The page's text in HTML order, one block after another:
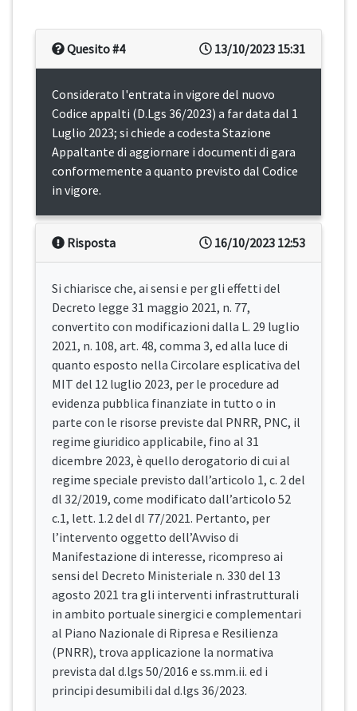
13/10/2023 15:31
Quesito #4
Considerato l'entrata in vigore del nuovo
Codice appalti (D.Lgs 36/2023) a far data dal 1
Luglio 2023; si chiede a codesta Stazione
Appaltante di aggiornare i documenti di gara
conformemente a quanto previsto dal Codice
in vigore.
16/10/2023 12:53
Risposta
Si chiarisce che, ai sensi e per gli effetti del
Decreto legge 31 maggio 2021, n. 77,
convertito con modificazioni dalla L. 29 luglio
2021, n. 108, art. 48, comma 3, ed alla luce di
quanto esposto nella Circolare esplicativa del
MIT del 12 luglio 2023, per le procedure ad
evidenza pubblica finanziate in tutto o in
parte con le risorse previste dal PNRR, PNC, il
regime giuridico applicabile, fino al 31
dicembre 2023, è quello derogatorio di cui al
regime speciale previsto dall’articolo 1, c. 2 del
dl 32/2019, come modificato dall’articolo 52
c.1, lett. 1.2 del dl 77/2021. Pertanto, per
l’intervento oggetto dell’Avviso di
Manifestazione di interesse, ricompreso ai
sensi del Decreto Ministeriale n. 330 del 13
agosto 2021 tra gli interventi infrastrutturali
in ambito portuale sinergici e complementari
al Piano Nazionale di Ripresa e Resilienza
(PNRR), trova applicazione la normativa
prevista dal d.lgs 50/2016 e ss.mm.ii. ed i
principi desumibili dal d.lgs 36/2023.